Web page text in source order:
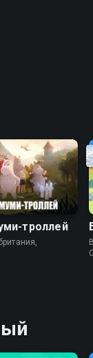
троллей